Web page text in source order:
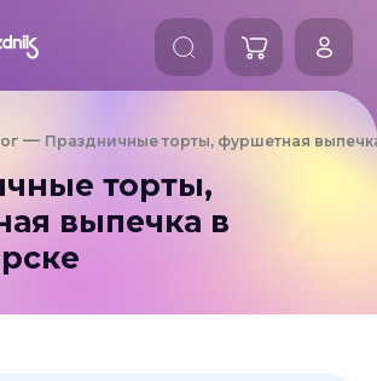
Праздничные торты, фуршетная
торты,
выпечка в